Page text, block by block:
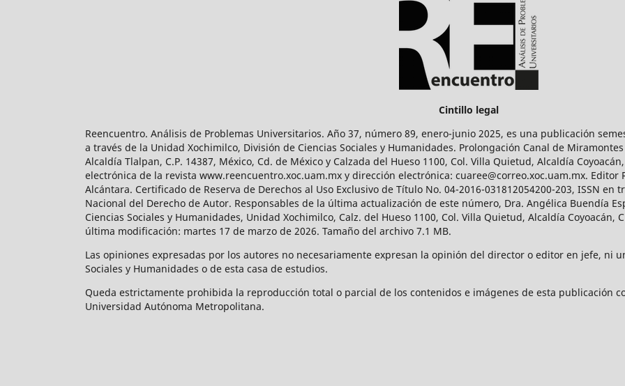
Cintillo legal
Reencuentro. Análisis de Problemas Universitarios. Año 37, número 89, enero-junio 2025, es una publicación
a través de la Unidad Xochimilco, División de Ciencias Sociales y Humanidades. Prolongación Canal de Miramontes
Alcaldía Tlalpan, C.P. 14387, México, Cd. de México y Calzada del Hueso 1100, Col. Villa Quietud, Alcaldía
electrónica de la revista www.reencuentro.xoc.uam.mx y dirección electrónica: cuaree@correo.xoc.uam.mx. Editor
Alcántara. Certificado de Reserva de Derechos al Uso Exclusivo de Título No. 04-2016-031812054200-203, ISSN
Nacional del Derecho de Autor. Responsables de la última actualización de este número, Dra. Angélica Buendía
Ciencias Sociales y Humanidades, Unidad Xochimilco, Calz. del Hueso 1100, Col. Villa Quietud, Alcaldía Coyoacán,
última modificación: martes 17 de marzo de 2026. Tamaño del archivo 7.1 MB.
Las opiniones expresadas por los autores no necesariamente expresan la opinión del director o editor en jefe, ni
Sociales y Humanidades o de esta casa de estudios.
Queda estrictamente prohibida la reproducción total o parcial de los contenidos e imágenes de esta publicación
Universidad Autónoma Metropolitana.